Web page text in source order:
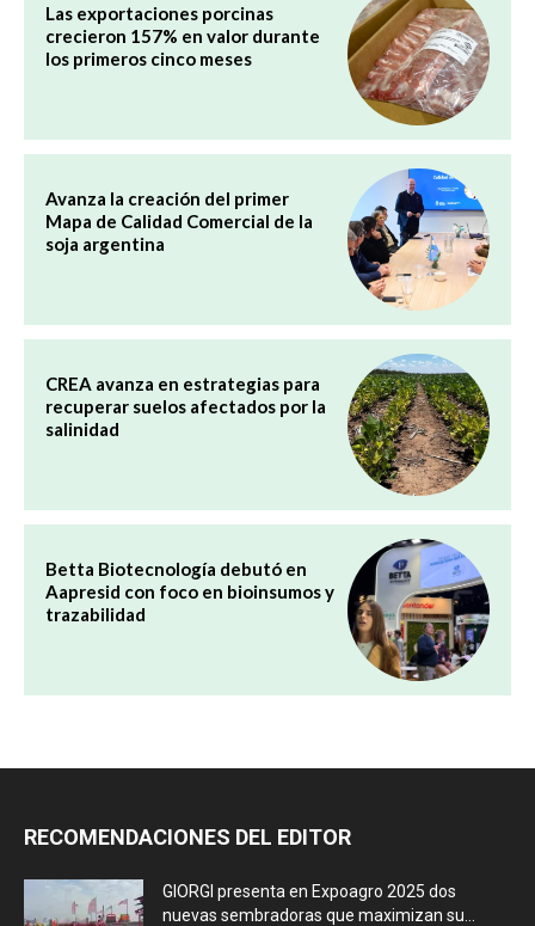
Las exportaciones porcinas
crecieron 157% en valor durante
los primeros cinco meses
Avanza la creación del primer
Mapa de Calidad Comercial de la
soja argentina
CREA avanza en estrategias para
recuperar suelos afectados por la
salinidad
Betta Biotecnología debutó en
Aapresid con foco en bioinsumos y
trazabilidad
RECOMENDACIONES DEL EDITOR
GIORGI presenta en Expoagro 2025 dos
nuevas sembradoras que maximizan su...